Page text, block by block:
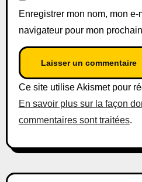
Enregistrer mon nom, mon
navigateur pour mon
Ce site utilise Akismet pour
En savoir plus sur la façon
commentaires sont traitées.